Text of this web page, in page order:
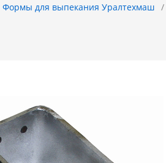
Формы для выпекания Уралтехмаш